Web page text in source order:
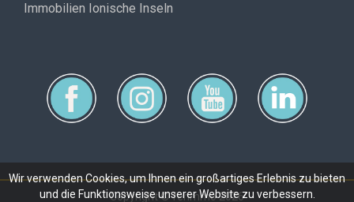
Immobilien Ionische Inseln
Copyright © ferimmo 2026
Wir verwenden Cookies, um Ihnen ein großartiges Erlebnis zu bieten
und die Funktionsweise unserer Website zu verbessern.